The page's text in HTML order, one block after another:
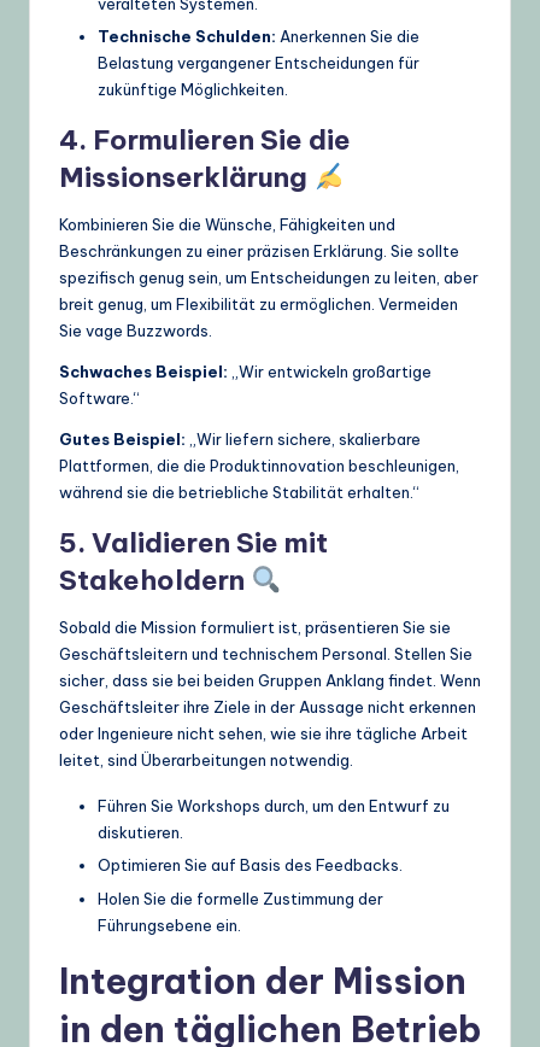
Technische Schulden: Anerkennen Sie die
Belastung vergangener Entscheidungen für
zukünftige Möglichkeiten.
4. Formulieren Sie die
Missionserklärung
Kombinieren Sie die Wünsche, Fähigkeiten und
Beschränkungen zu einer präzisen Erklärung. Sie sollte
spezifisch genug sein, um Entscheidungen zu leiten, aber
breit genug, um Flexibilität zu ermöglichen. Vermeiden
Sie vage Buzzwords.
Schwaches Beispiel: „Wir entwickeln großartige
Software.“
Gutes Beispiel: „Wir liefern sichere, skalierbare
Plattformen, die die Produktinnovation beschleunigen,
während sie die betriebliche Stabilität erhalten.“
5. Validieren Sie mit
Stakeholdern
Sobald die Mission formuliert ist, präsentieren Sie sie
Geschäftsleitern und technischem Personal. Stellen Sie
sicher, dass sie bei beiden Gruppen Anklang findet. Wenn
Geschäftsleiter ihre Ziele in der Aussage nicht erkennen
oder Ingenieure nicht sehen, wie sie ihre tägliche Arbeit
leitet, sind Überarbeitungen notwendig.
Führen Sie Workshops durch, um den Entwurf zu
diskutieren.
Optimieren Sie auf Basis des Feedbacks.
Holen Sie die formelle Zustimmung der
Führungsebene ein.
Integration der Mission
in den täglichen Betrieb